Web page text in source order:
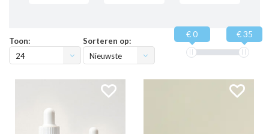
Toon:
24
Sorteren op:
Nieuwste
€ 0 € 35